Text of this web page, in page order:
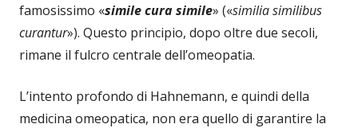
famosissimo «simile cura simile» («similia similibus
curantur»). Questo principio, dopo oltre due secoli,
rimane il fulcro centrale dell’omeopatia.
L’intento profondo di Hahnemann, e quindi della
medicina omeopatica, non era quello di garantire la